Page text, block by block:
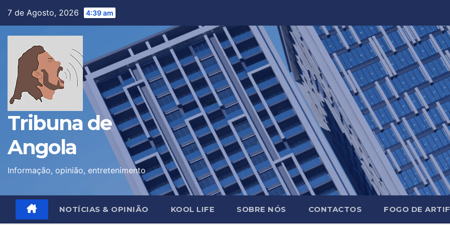
7 de Agosto, 2026 4:39 am
Tribuna de
Angola
Informação, opinião, entretenimento
NOTÍCIAS & OPINIÃO KOOL LIFE SOBRE NÓS CONTACTOS FOGO DE